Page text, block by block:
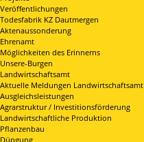
Veröffentlichungen
Todesfabrik KZ Dautmergen
Aktenaussonderung
Ehrenamt
Möglichkeiten des Erinnerns
Unsere-Burgen
Landwirtschaftsamt
Aktuelle Meldungen Landwirtschaftsamt
Ausgleichsleistungen
Agrarstruktur / Investitionsförderung
Landwirtschaftliche Produktion
Pflanzenbau
Düngung